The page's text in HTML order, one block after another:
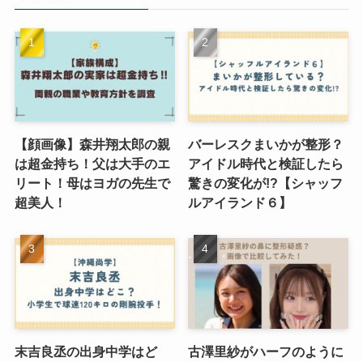
【顔画像】森井翔太郎の親
は超金持ち！父は大手のエ
リート！母はヨガの先生で
超美人！
バーレスクまいかが整形？
アイドル時代と検証したら
驚きの変化が!?【シャッフ
ルアイランド６】
末吉良丞の出身中学はど
古澤里紗がハーフのように